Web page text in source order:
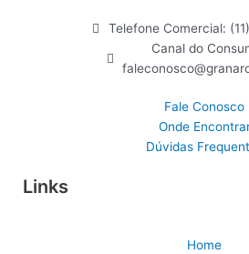
Telefone Comercial:
Canal do
Fale Conosco
Onde
Dúvidas
Links
Home